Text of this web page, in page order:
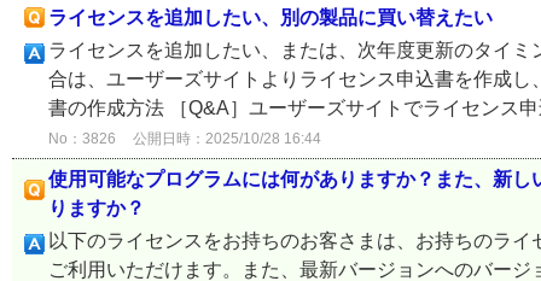
ライセンスを追加したい、別の製品に買い替えたい
ライセンスを追加したい、または、次年度更新のタイ
合は、ユーザーズサイトよりライセンス申込書を作成
書の作成方法 ［Q&A］ユーザーズサイトでライセンス
No：3826 公開日時：2025/10/28 16:44
使用可能なプログラムには何がありますか？また、新
りますか？
以下のライセンスをお持ちのお客さまは、お持ちのラ
ご利用いただけます。また、最新バージョンへのバー